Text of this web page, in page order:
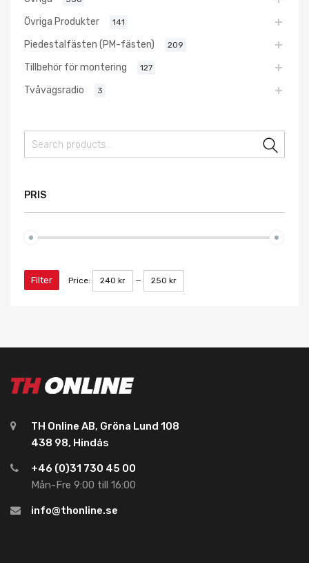
Övriga Produkter 141
Piedestalfästen (PM-fästen) 209
Tillbehör för montering 127
Tvåvägsradio 3
PRIS
Filter Price: 240 kr — 250 kr
TH Online AB, Gröna Lund 108
438 98, Hindås
+46 (0)31 730 45 00
Mån-Fre 9:00 till 16:00
info@thonline.se